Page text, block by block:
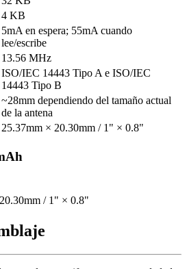
4 KB
5mA en espera; 55mA cuando
lee/escribe
13.56 MHz
ISO/IEC 14443 Tipo A e ISO/IEC
14443 Tipo B
~28mm dependiendo del tamaño actual
de la antena
25.37mm × 20.30mm / 1" × 0.8"
/ 1" × 0.8"